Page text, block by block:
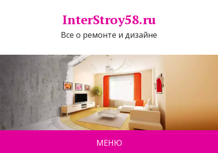
InterStroy58.ru
Все о ремонте и дизайне
МЕНЮ